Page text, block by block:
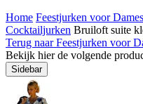
Home Feestjurken voor Dames
Cocktailjurken Bruiloft suite
Terug naar Feestjurken voor
Bekijk hier de volgende
Sidebar